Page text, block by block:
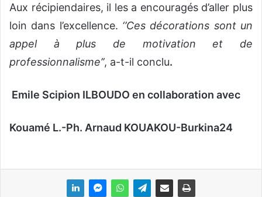
Aux récipiendaires, il les a encouragés d’aller plus
loin dans l’excellence. ‘’Ces décorations sont un
appel à plus de motivation et de
professionnalisme’’, a-t-il conclu.
Emile Scipion ILBOUDO en collaboration avec
Kouamé L.-Ph. Arnaud KOUAKOU-Burkina24